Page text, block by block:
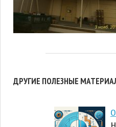
ДРУГИЕ ПОЛЕЗНЫЕ